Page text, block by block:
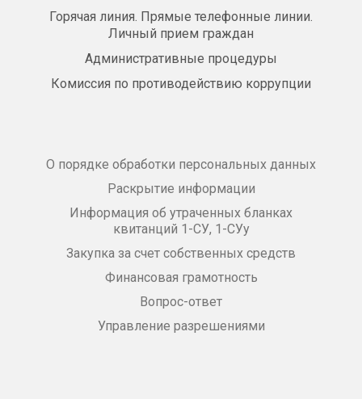
Горячая линия. Прямые телефонные линии.
Личный прием граждан
Административные процедуры
Комиссия по противодействию коррупции
О порядке обработки персональных данных
Раскрытие информации
Информация об утраченных бланках
квитанций 1-СУ, 1-СУу
Закупка за счет собственных средств
Финансовая грамотность
Вопрос-ответ
Управление разрешениями